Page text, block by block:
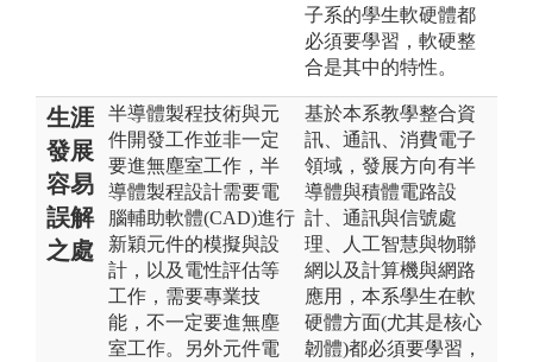
子系的學生軟硬體都
必須要學習，軟硬整
合是其中的特性。
生涯
發展
容易
誤解
之處
半導體製程技術與元
件開發工作並非一定
要進無塵室工作，半
導體製程設計需要電
腦輔助軟體(CAD)進行
新穎元件的模擬與設
計，以及電性評估等
工作，需要專業技
能，不一定要進無塵
室工作。另外元件電
基於本系教學整合資
訊、通訊、消費電子
領域，發展方向有半
導體與積體電路設
計、通訊與信號處
理、人工智慧與物聯
網以及計算機與網路
應用，本系學生在軟
硬體方面(尤其是核心
韌體)都必須要學習，